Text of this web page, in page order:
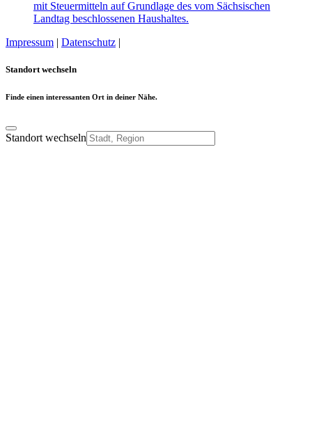
Impressum | Datenschutz |
Standort wechseln
Finde einen interessanten Ort in deiner Nähe.
Standort wechseln